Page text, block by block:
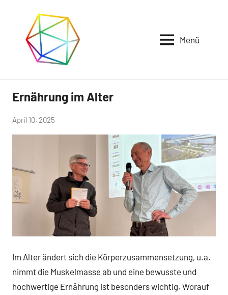
springen
vielseitig
e.V.
Menü
Uncategorized
Ernährung im Alter
von
Günter
April 10, 2025
Im Alter ändert sich die Körperzusammensetzung, u.a.
nimmt die Muskelmasse ab und eine bewusste und
hochwertige Ernährung ist besonders wichtig. Worauf